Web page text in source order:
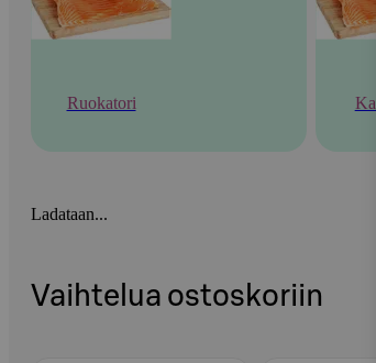
Ruokatori
Ladataan...
Vaihtelua ostoskoriin